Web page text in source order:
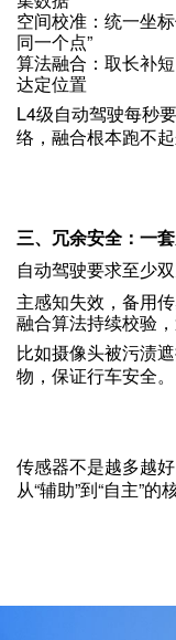
空间校准：统一坐
同一个点”
算法融合：取长补
达定位置
L4级自动驾驶每秒
络，融合根本跑不起
三、冗余安全：一
自动驾驶要求至少双
主感知失效，备用
融合算法持续校验
比如摄像头被污渍
物，保证行车安全。
传感器不是越多越
从“辅助”到“自主”的